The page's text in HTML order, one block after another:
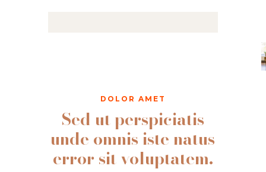
DOLOR AMET
Sed ut perspiciatis
unde omnis iste natus
error sit voluptatem.